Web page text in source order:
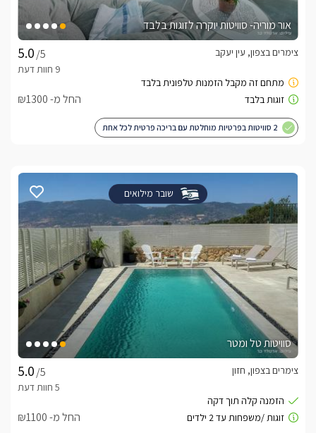
אור מוריה- סוויטות יוקרה לזוגות בלבד
/5
צימרים בצפון, עין יעקב
החל מ- ₪1300
2 סוויטות בפרטיות מוחלטת עם בריכה פרטית לכל אחת
שובר מילואים
סוויטות טל ומטר
/5
צימרים בצפון, חזון
החל מ- ₪1100